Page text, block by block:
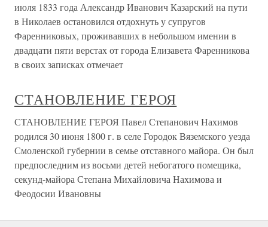
июля 1833 года Александр Иванович Казарский на пути
в Николаев остановился отдохнуть у супругов
Фаренниковых, проживавших в небольшом имении в
двадцати пяти верстах от города Елизавета Фаренникова
в своих записках отмечает
СТАНОВЛЕНИЕ ГЕРОЯ
СТАНОВЛЕНИЕ ГЕРОЯ Павел Степанович Нахимов
родился 30 июня 1800 г. в селе Городок Вяземского уезда
Смоленской губернии в семье отставного майора. Он был
предпоследним из восьми детей небогатого помещика,
секунд-майора Степана Михайловича Нахимова и
Феодосии Ивановны